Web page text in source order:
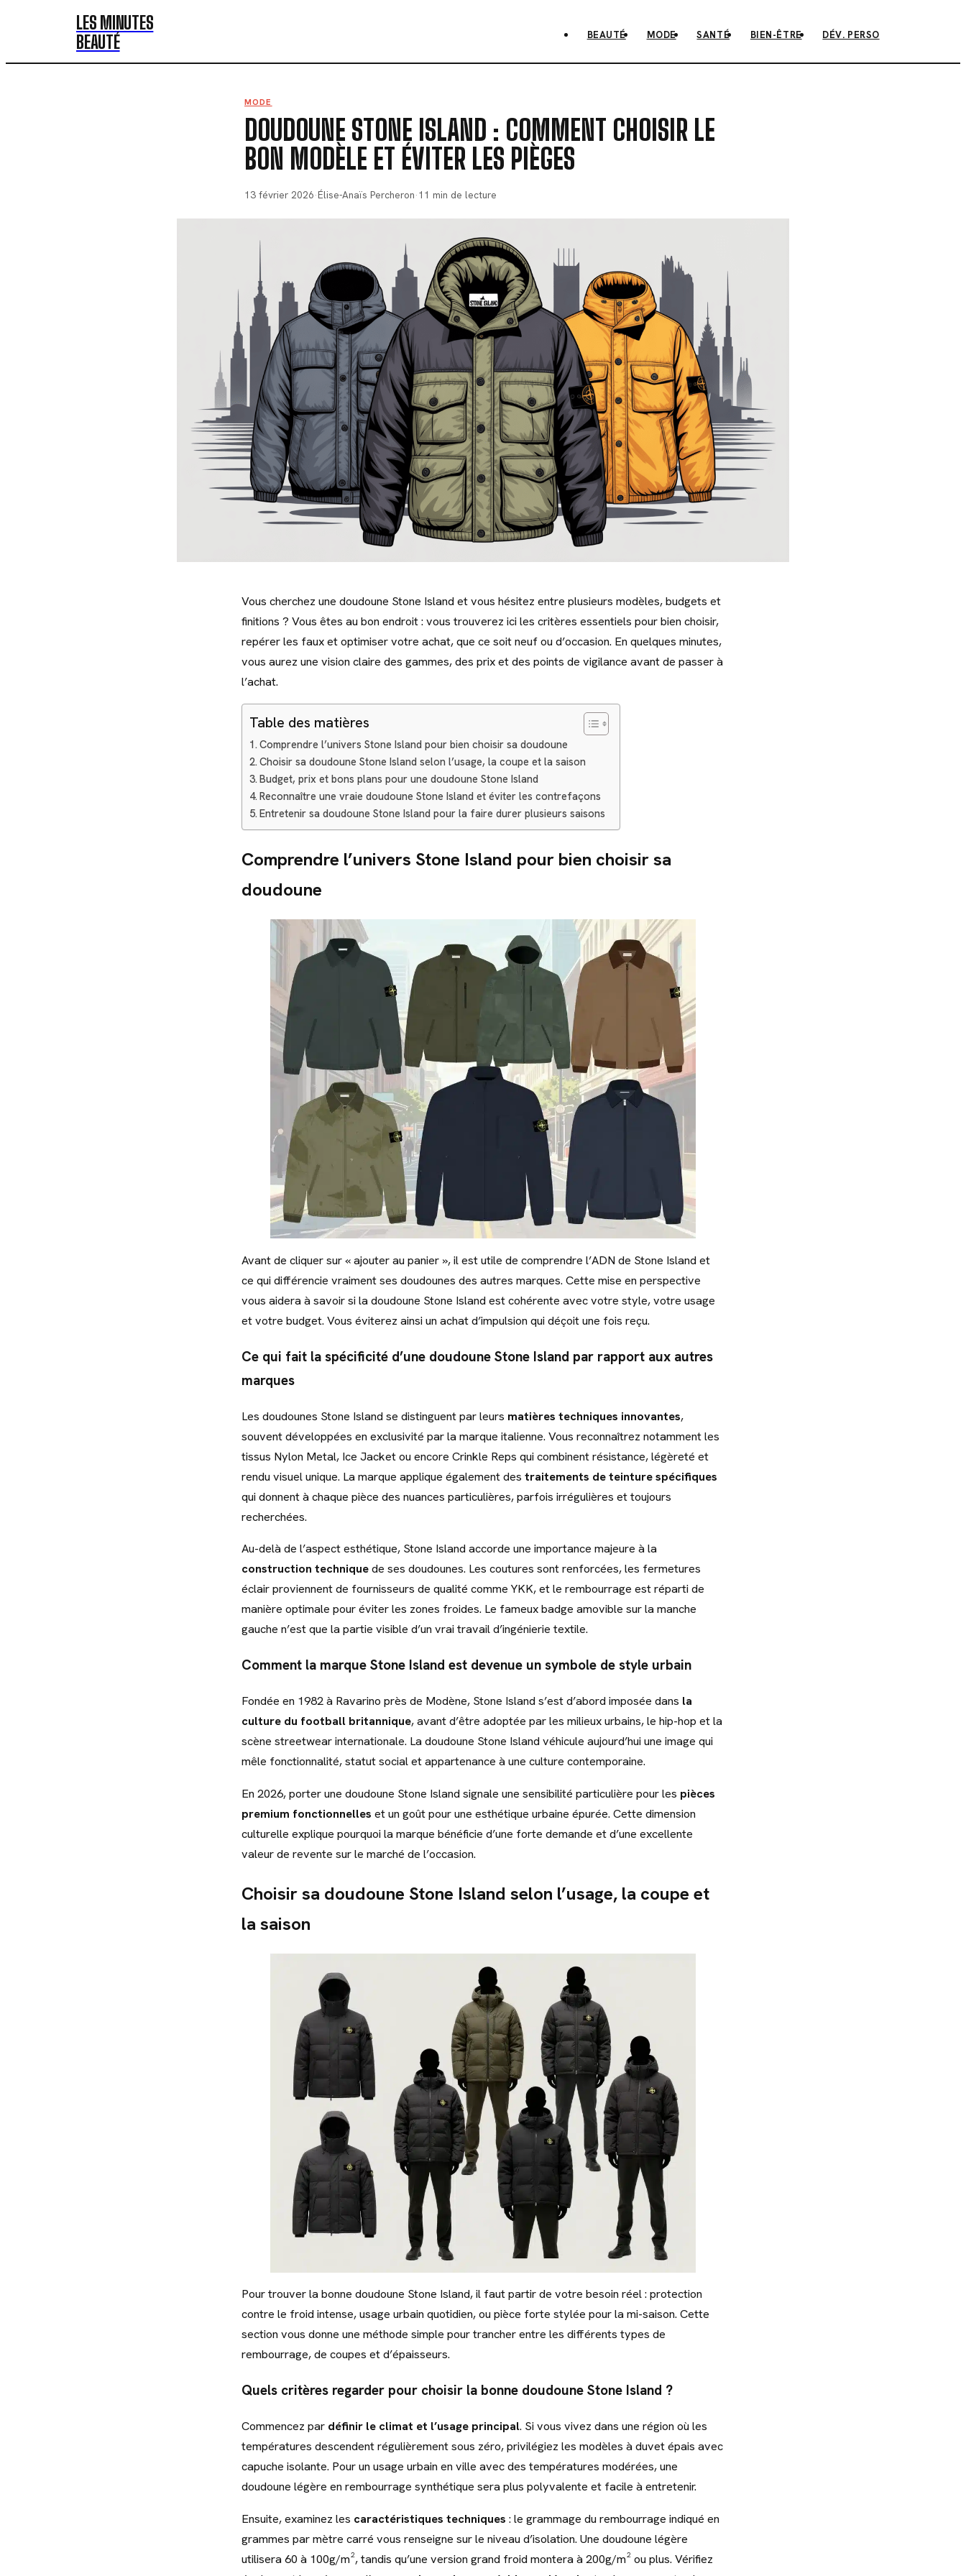
LES MINUTES
BEAUTÉ
BEAUTÉ MODE SANTÉ BIEN-ÊTRE DÉV. PERSO
MODE
DOUDOUNE STONE ISLAND : COMMENT CHOISIR LE
BON MODÈLE ET ÉVITER LES PIÈGES
13 février 2026·Élise-Anaïs Percheron·11 min de lecture
Vous cherchez une doudoune Stone Island et vous hésitez entre plusieurs modèles, budgets et
finitions ? Vous êtes au bon endroit : vous trouverez ici les critères essentiels pour bien choisir,
repérer les faux et optimiser votre achat, que ce soit neuf ou d’occasion. En quelques minutes,
vous aurez une vision claire des gammes, des prix et des points de vigilance avant de passer à
l’achat.
Table des matières
Comprendre l’univers Stone Island pour bien choisir sa doudoune
Choisir sa doudoune Stone Island selon l’usage, la coupe et la saison
Budget, prix et bons plans pour une doudoune Stone Island
Reconnaître une vraie doudoune Stone Island et éviter les contrefaçons
Entretenir sa doudoune Stone Island pour la faire durer plusieurs saisons
Comprendre l’univers Stone Island pour bien choisir sa
doudoune
Avant de cliquer sur « ajouter au panier », il est utile de comprendre l’ADN de Stone Island et
ce qui différencie vraiment ses doudounes des autres marques. Cette mise en perspective
vous aidera à savoir si la doudoune Stone Island est cohérente avec votre style, votre usage
et votre budget. Vous éviterez ainsi un achat d’impulsion qui déçoit une fois reçu.
Ce qui fait la spécificité d’une doudoune Stone Island par rapport aux autres
marques
Les doudounes Stone Island se distinguent par leurs matières techniques innovantes,
souvent développées en exclusivité par la marque italienne. Vous reconnaîtrez notamment les
tissus Nylon Metal, Ice Jacket ou encore Crinkle Reps qui combinent résistance, légèreté et
rendu visuel unique. La marque applique également des traitements de teinture spécifiques
qui donnent à chaque pièce des nuances particulières, parfois irrégulières et toujours
recherchées.
Au-delà de l’aspect esthétique, Stone Island accorde une importance majeure à la
construction techniquede ses doudounes. Les coutures sont renforcées, les fermetures
éclair proviennent de fournisseurs de qualité comme YKK, et le rembourrage est réparti de
manière optimale pour éviter les zones froides. Le fameux badge amovible sur la manche
gauche n’est que la partie visible d’un vrai travail d’ingénierie textile.
Comment la marque Stone Island est devenue un symbole de style urbain
Fondée en 1982 à Ravarino près de Modène, Stone Island s’est d’abord imposée dans la
culture du football britannique, avant d’être adoptée par les milieux urbains, le hip-hop et la
scène streetwear internationale. La doudoune Stone Island véhicule aujourd’hui une image qui
mêle fonctionnalité, statut social et appartenance à une culture contemporaine.
En 2026, porter une doudoune Stone Island signale une sensibilité particulière pour les pièces
premium fonctionnelles et un goût pour une esthétique urbaine épurée. Cette dimension
culturelle explique pourquoi la marque bénéficie d’une forte demande et d’une excellente
valeur de revente sur le marché de l’occasion.
Choisir sa doudoune Stone Island selon l’usage, la coupe et
la saison
Pour trouver la bonne doudoune Stone Island, il faut partir de votre besoin réel : protection
contre le froid intense, usage urbain quotidien, ou pièce forte stylée pour la mi-saison. Cette
section vous donne une méthode simple pour trancher entre les différents types de
rembourrage, de coupes et d’épaisseurs.
Quels critères regarder pour choisir la bonne doudoune Stone Island ?
Commencez par définir le climat et l’usage principal. Si vous vivez dans une région où les
températures descendent régulièrement sous zéro, privilégiez les modèles à duvet épais avec
capuche isolante. Pour un usage urbain en ville avec des températures modérées, une
doudoune légère en rembourrage synthétique sera plus polyvalente et facile à entretenir.
Ensuite, examinez les caractéristiques techniques : le grammage du rembourrage indiqué en
grammes par mètre carré vous renseigne sur le niveau d’isolation. Une doudoune légère
utilisera 60 à 100g/m², tandis qu’une version grand froid montera à 200g/m² ou plus. Vérifiez